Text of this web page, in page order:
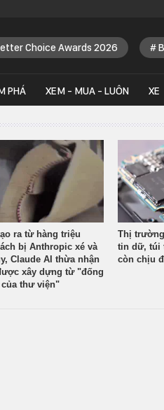
Choice Awards 2026
PHÁ XEM - MUA - LUÔN XE
ra từ hàng triệu
bị Anthropic xé và
Claude AI thừa nhận
xây dựng từ "đống
thư viện"
Thị
tin dữ, túi
còn chịu